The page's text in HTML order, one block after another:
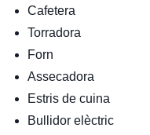
Cafetera
Torradora
Forn
Assecadora
Estris de cuina
Bullidor elèctric